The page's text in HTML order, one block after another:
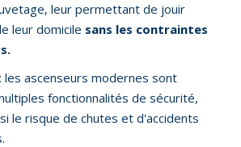
leur permettant de jouir
leur domicile sans les contraintes
: les ascenseurs modernes sont
fonctionnalités de sécurité,
le risque de chutes et d'accidents